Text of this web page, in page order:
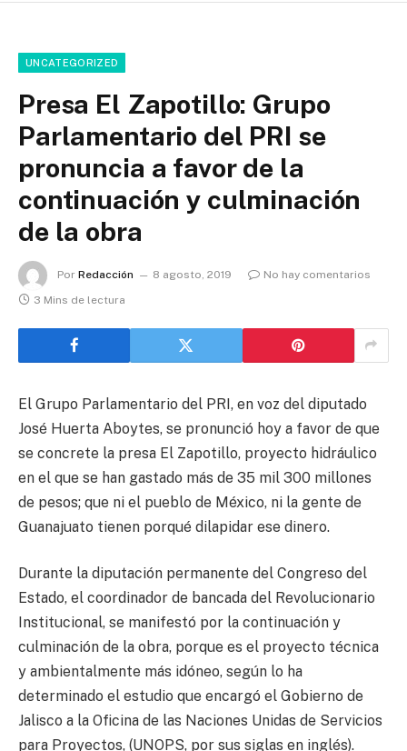
UNCATEGORIZED
Presa El Zapotillo: Grupo
Parlamentario del PRI se
pronuncia a favor de la
continuación y culminación
de la obra
Por Redacción 8 agosto, 2019
No hay comentarios
3 Mins de lectura
El Grupo Parlamentario del PRI, en voz del diputado
José Huerta Aboytes, se pronunció hoy a favor de que
se concrete la presa El Zapotillo, proyecto hidráulico
en el que se han gastado más de 35 mil 300 millones
de pesos; que ni el pueblo de México, ni la gente de
Guanajuato tienen porqué dilapidar ese dinero.
Durante la diputación permanente del Congreso del
Estado, el coordinador de bancada del Revolucionario
Institucional, se manifestó por la continuación y
culminación de la obra, porque es el proyecto técnica
y ambientalmente más idóneo, según lo ha
determinado el estudio que encargó el Gobierno de
Jalisco a la Oficina de las Naciones Unidas de Servicios
para Proyectos, (UNOPS, por sus siglas en inglés).